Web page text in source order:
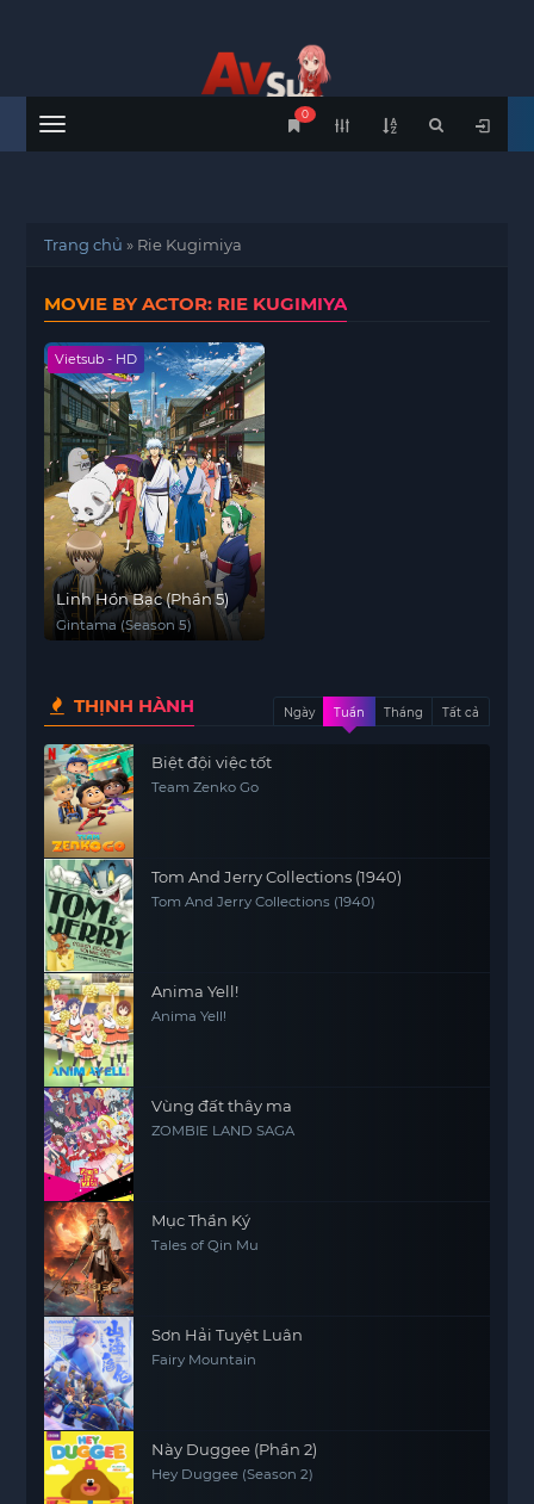
Menu
0
Trang chủ » Rie Kugimiya
MOVIE BY ACTOR: RIE KUGIMIYA
Vietsub - HD
Linh Hồn Bạc (Phần 5)
Gintama (Season 5)
THỊNH HÀNH Ngày Tuần Tháng Tất cả
Biệt đội việc tốt
Team Zenko Go
Tom And Jerry Collections (1940)
Tom And Jerry Collections (1940)
Anima Yell!
Anima Yell!
Vùng đất thây ma
ZOMBIE LAND SAGA
Mục Thần Ký
Tales of Qin Mu
Sơn Hải Tuyệt Luân
Fairy Mountain
Này Duggee (Phần 2)
Hey Duggee (Season 2)